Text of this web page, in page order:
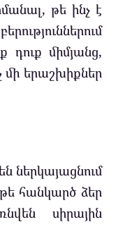
թե ինչ է
միմյանց,
մի երաշխիքներ
ներկայացնում
հանկարծ ձեր
սիրային